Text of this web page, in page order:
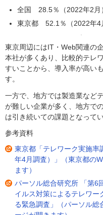
全国 28.5％（2022年2月
東京都 52.1％（2022年4
東京周辺にはIT・Web関連の
本社が多くあり、比較的テレ
すいことから、導入率が高い
す。
一方で、地方では製造業など
が難しい企業が多く、地方で
は引き続いての課題となってい
参考資料
東京都「テレワーク実施率
年4月調査）」（東京都の
ます）
パーソル総合研究所 「第6
イルス対策によるテレワー
る緊急調査」（パーソル総